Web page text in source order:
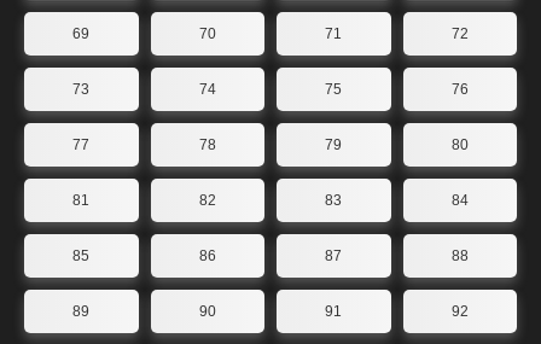
69 70 71 72
73 74 75 76
77 78 79 80
81 82 83 84
85 86 87 88
89 90 91 92